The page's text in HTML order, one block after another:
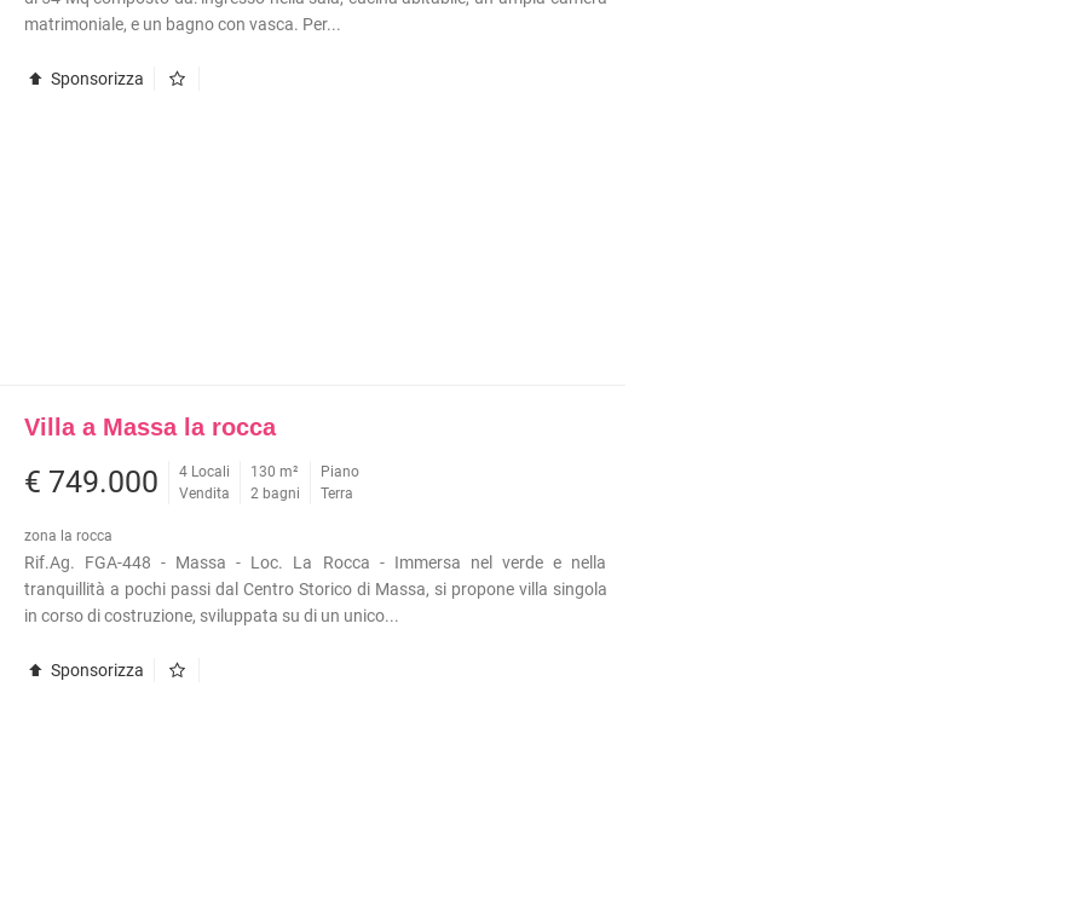
matrimoniale, e un bagno con vasca. Per...
Sponsorizza
Villa a Massa la rocca
€ 749.000
4 Locali
Vendita
130 m²
2 bagni
Piano
Terra
zona la rocca
Rif.Ag. FGA-448 - Massa - Loc. La Rocca - Immersa nel verde e nella
tranquillità a pochi passi dal Centro Storico di Massa, si propone villa singola
in corso di costruzione, sviluppata su di un unico...
Sponsorizza